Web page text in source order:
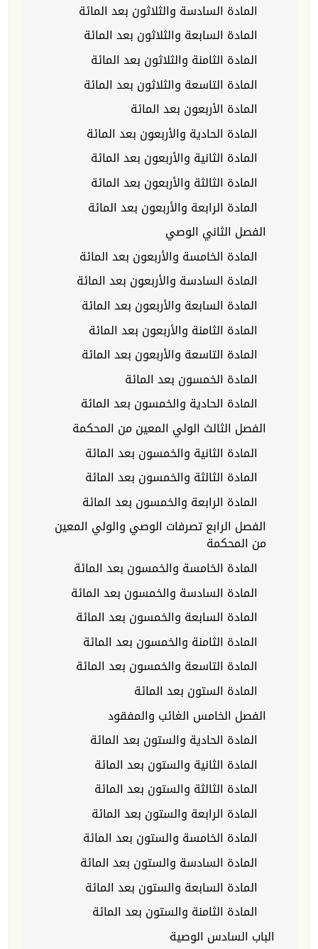
المادة السادسة والثلاثون بعد المائة
المادة السابعة والثلاثون بعد المائة
المادة الثامنة والثلاثون بعد المائة
المادة التاسعة والثلاثون بعد المائة
المادة الأربعون بعد المائة
المادة الحادية والأربعون بعد المائة
المادة الثانية والأربعون بعد المائة
المادة الثالثة والأربعون بعد المائة
المادة الرابعة والأربعون بعد المائة
الفصل الثاني الوصي
المادة الخامسة والأربعون بعد المائة
المادة السادسة والأربعون بعد المائة
المادة السابعة والأربعون بعد المائة
المادة الثامنة والأربعون بعد المائة
المادة التاسعة والأربعون بعد المائة
المادة الخمسون بعد المائة
المادة الحادية والخمسون بعد المائة
الفصل الثالث الولي المعين من المحكمة
المادة الثانية والخمسون بعد المائة
المادة الثالثة والخمسون بعد المائة
المادة الرابعة والخمسون بعد المائة
الفصل الرابع تصرفات الوصي والولي المعين
من المحكمة
المادة الخامسة والخمسون بعد المائة
المادة السادسة والخمسون بعد المائة
المادة السابعة والخمسون بعد المائة
المادة الثامنة والخمسون بعد المائة
المادة التاسعة والخمسون بعد المائة
المادة الستون بعد المائة
الفصل الخامس الغائب والمفقود
المادة الحادية والستون بعد المائة
المادة الثانية والستون بعد المائة
المادة الثالثة والستون بعد المائة
المادة الرابعة والستون بعد المائة
المادة الخامسة والستون بعد المائة
المادة السادسة والستون بعد المائة
المادة السابعة والستون بعد المائة
المادة الثامنة والستون بعد المائة
الباب السادس الوصية